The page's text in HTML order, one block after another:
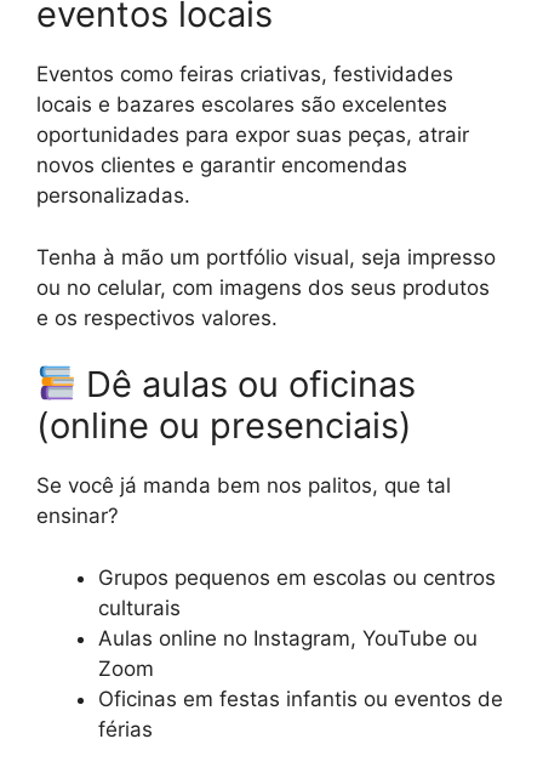
eventos locais
Eventos como feiras criativas, festividades
locais e bazares escolares são excelentes
oportunidades para expor suas peças, atrair
novos clientes e garantir encomendas
personalizadas.
Tenha à mão um portfólio visual, seja impresso
ou no celular, com imagens dos seus produtos
e os respectivos valores.
Dê aulas ou oficinas
(online ou presenciais)
Se você já manda bem nos palitos, que tal
ensinar?
Grupos pequenos em escolas ou centros
culturais
Aulas online no Instagram, YouTube ou
Zoom
Oficinas em festas infantis ou eventos de
férias